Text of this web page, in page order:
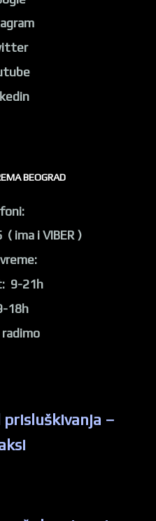
BEOGRAD
ima i VIBER )
9-21h
18h
–